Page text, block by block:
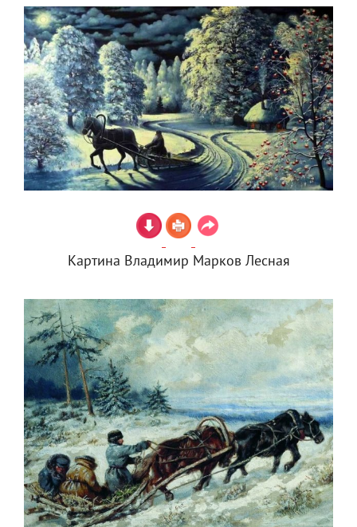
Картина Владимир Марков Лесная